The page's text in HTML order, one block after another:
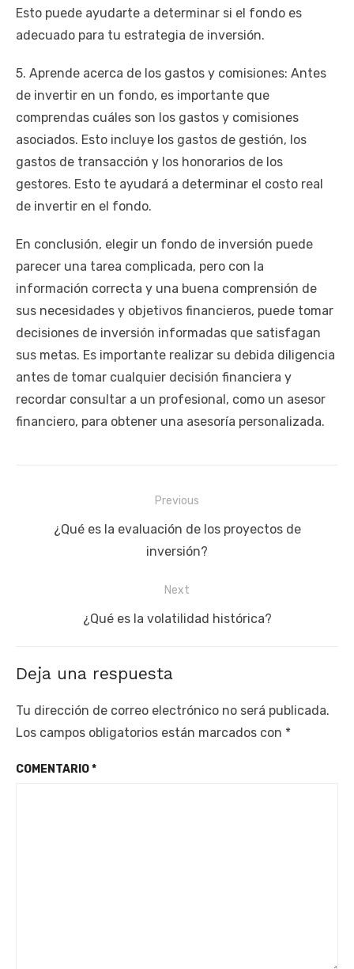
Esto puede ayudarte a determinar si el fondo es
adecuado para tu estrategia de inversión.
5. Aprende acerca de los gastos y comisiones: Antes
de invertir en un fondo, es importante que
comprendas cuáles son los gastos y comisiones
asociados. Esto incluye los gastos de gestión, los
gastos de transacción y los honorarios de los
gestores. Esto te ayudará a determinar el costo real
de invertir en el fondo.
En conclusión, elegir un fondo de inversión puede
parecer una tarea complicada, pero con la
información correcta y una buena comprensión de
sus necesidades y objetivos financieros, puede tomar
decisiones de inversión informadas que satisfagan
sus metas. Es importante realizar su debida diligencia
antes de tomar cualquier decisión financiera y
recordar consultar a un profesional, como un asesor
financiero, para obtener una asesoría personalizada.
Previous
Previous¿Qué es la evaluación de los proyectos de
inversión?
Next
Next
¿Qué es la volatilidad histórica?
Deja una respuesta
Tu dirección de correo electrónico no será publicada.
Los campos obligatorios están marcados con *
COMENTARIO*